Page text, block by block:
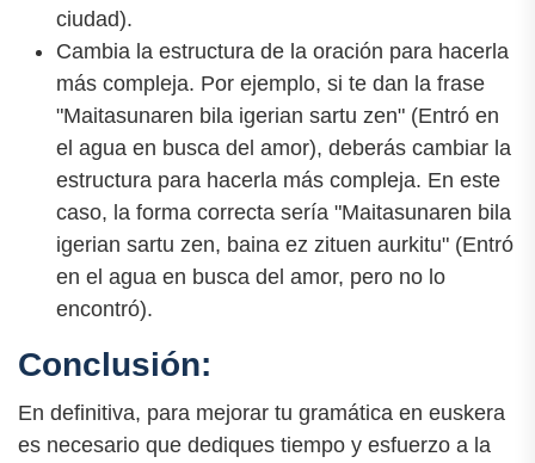
ciudad).
Cambia la estructura de la oración para hacerla
más compleja. Por ejemplo, si te dan la frase
"Maitasunaren bila igerian sartu zen" (Entró en
el agua en busca del amor), deberás cambiar la
estructura para hacerla más compleja. En este
caso, la forma correcta sería "Maitasunaren bila
igerian sartu zen, baina ez zituen aurkitu" (Entró
en el agua en busca del amor, pero no lo
encontró).
Conclusión:
En definitiva, para mejorar tu gramática en euskera
es necesario que dediques tiempo y esfuerzo a la